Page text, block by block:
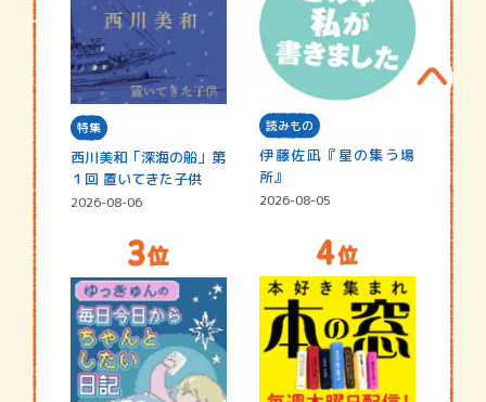
特集
西川美和「深海の船」第
１回 置いてきた子供
2026-08-06
読みもの
伊藤佐凪『星の集う場
所』
2026-08-05